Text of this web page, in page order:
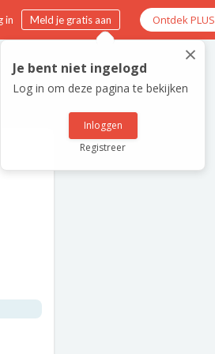
in Meld je gratis aan Ontdek PLUS
×
Je bent niet ingelogd
Log in om deze pagina te bekijken
Inloggen
Registreer